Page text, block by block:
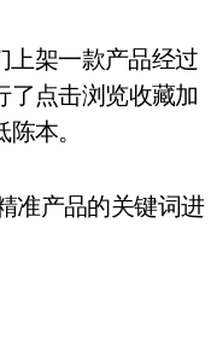
上架一款产品经过
了点击浏览收藏加
本。
准产品的关键词进